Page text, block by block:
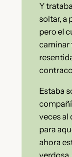
Y
soltar, a
pero el
caminar
Estaba
veces al
para
ahora